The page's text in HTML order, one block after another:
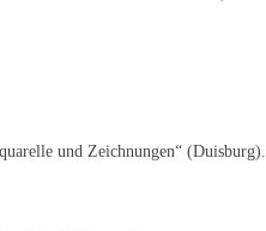
und Zeichnungen“ (Duisburg).